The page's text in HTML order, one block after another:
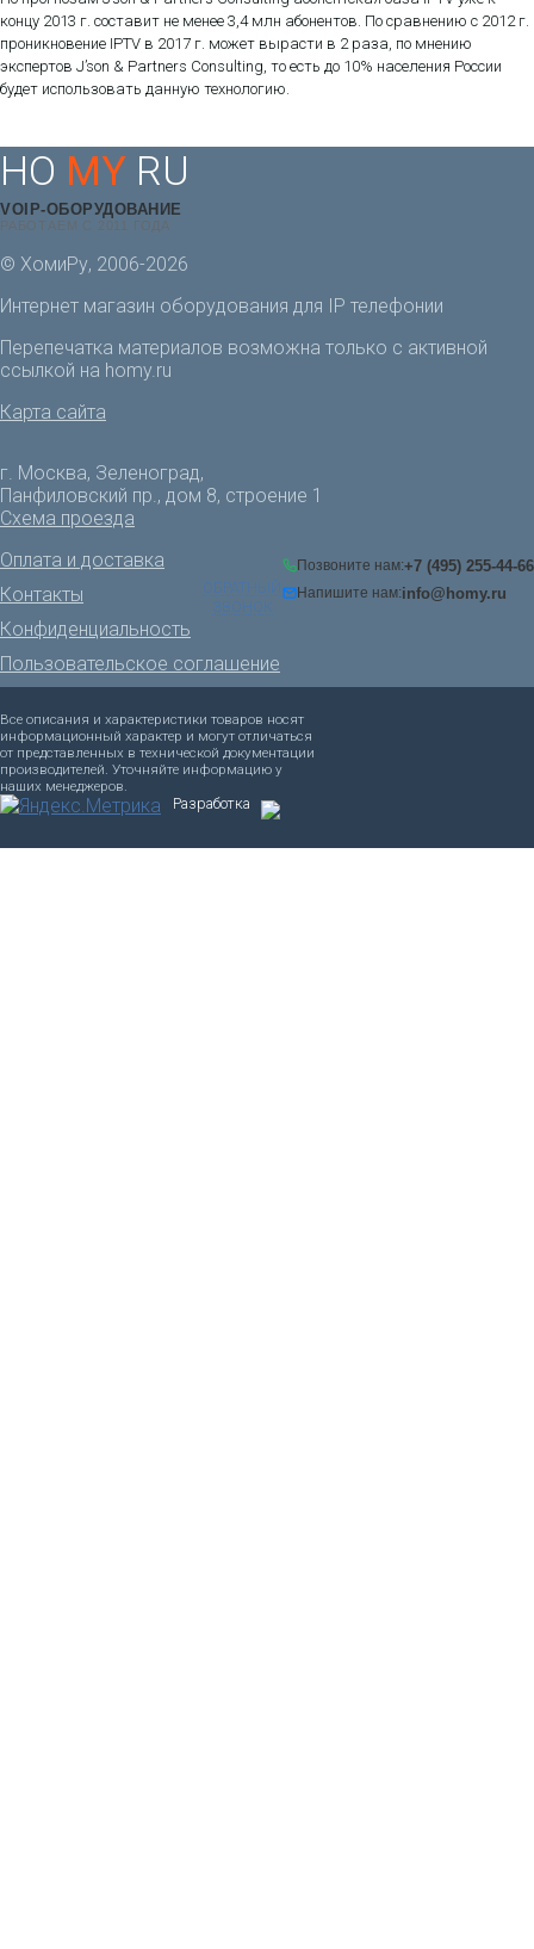
концу 2013 г. составит не менее 3,4 млн абонентов. По сравнению с 2012 г.
проникновение IPTV в 2017 г. может вырасти в 2 раза, по мнению
экспертов J’son & Partners Consulting, то есть до 10% населения России
будет использовать данную технологию.
HO MY RU
VOIP-ОБОРУДОВАНИЕ
РАБОТАЕМ С 2011 ГОДА
© ХомиРу, 2006-2026
Интернет магазин оборудования для IP телефонии
Перепечатка материалов возможна только с активной
ссылкой на homy.ru
Карта сайта
г. Москва, Зеленоград,
Панфиловский пр., дом 8, строение 1
Схема проезда
Оплата и доставка
Контакты
Конфиденциальность
Пользовательское соглашение
Позвоните нам:+7 (495) 255-44-66
Напишите нам:info@homy.ru
ОБРАТНЫЙ
ЗВОНОК
Все описания и характеристики товаров носят
информационный характер и могут отличаться
от представленных в технической документации
производителей. Уточняйте информацию у
наших менеджеров.
Разработка